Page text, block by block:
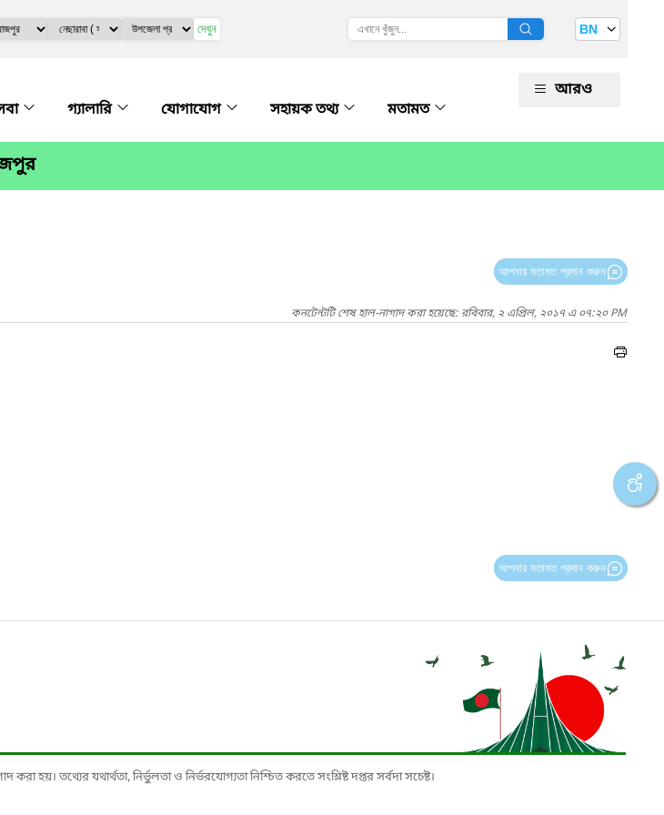
দেখুন BN
গ্যালারি যোগাযোগ সহায়ক তথ্য মতামত
আরও
আপনার মতামত প্রদান করুন
কনটেন্টটি শেষ হাল-নাগাদ করা হয়েছে: রবিবার, ২ এপ্রিল, ২০১৭ এ ০৭:২০ PM
আপনার মতামত প্রদান করুন
হয়। তথ্যের যথার্থতা, নির্ভুলতা ও নির্ভরযোগ্যতা নিশ্চিত করতে সংশ্লিষ্ট দপ্তর সর্বদা সচেষ্ট।